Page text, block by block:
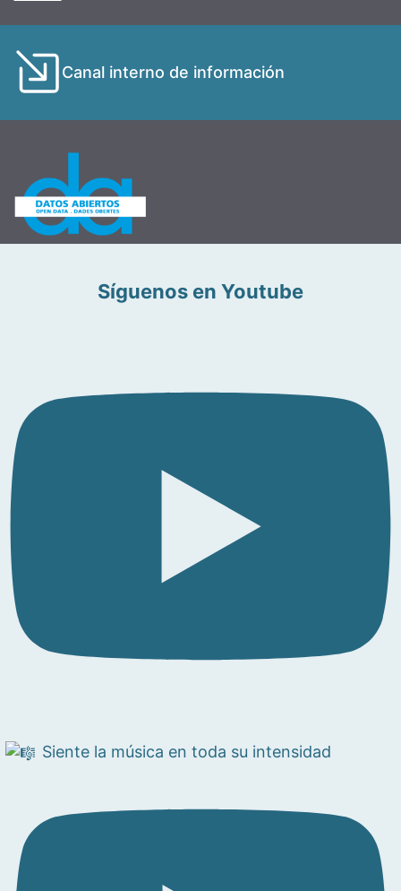
Canal interno de información
Síguenos en Youtube
Siente la música en toda su intensidad